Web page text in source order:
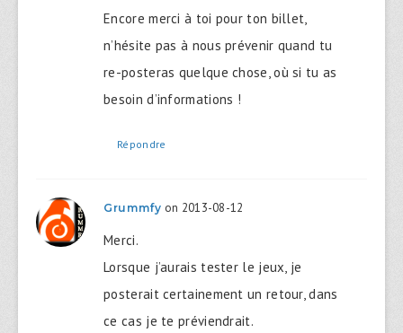
Encore merci à toi pour ton billet,
n’hésite pas à nous prévenir quand tu
re-posteras quelque chose, où si tu as
besoin d’informations !
Répondre
Grummfy on 2013-08-12
Merci.
Lorsque j’aurais tester le jeux, je
posterait certainement un retour, dans
ce cas je te préviendrait.